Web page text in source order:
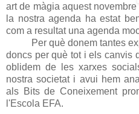
art de màgia aquest novembre
la nostra agenda ha estat
com a resultat una agenda
Per què donem tantes
doncs per què tot i els canvis
oblidem de les xarxes
nostra societat i avui hem
als Bits de Coneixement
l'Escola EFA.